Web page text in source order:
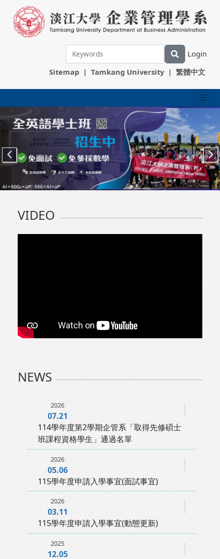
Login
Sitemap | Tamkang University| 繁體中文
VIDEO
NEWS
2026
07.21
114學年度第2學期企管系「取得先修碩士
班課程資格學生」通過名單
2026
05.06
115學年度申請入學事宜(面試事宜)
2026
03.11
115學年度申請入學事宜(動態更新)
2025
12.05